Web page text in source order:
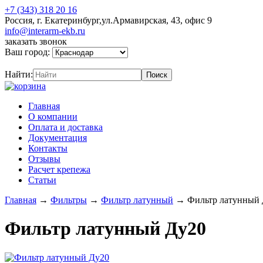
+7 (343) 318 20 16
Россия, г. Екатеринбург,ул.Армавирская, 43, офис 9
info@interarm-ekb.ru
заказать звонок
Ваш город:
Найти:
Главная
О компании
Оплата и доставка
Документация
Контакты
Отзывы
Расчет крепежа
Статьи
Главная → Фильтры → Фильтр латунный → Фильтр латунный
Фильтр латунный Ду20